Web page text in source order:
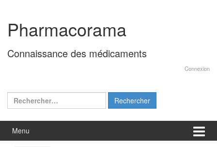
contenu
menu
principal
Pharmacorama
Connaissance des médicaments
Connexion
Rechercher :
Menu